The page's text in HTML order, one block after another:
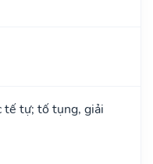
tế tự; tố tụng, giải